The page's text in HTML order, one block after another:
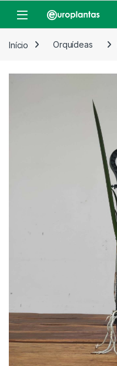
Open
Início Orquídeas